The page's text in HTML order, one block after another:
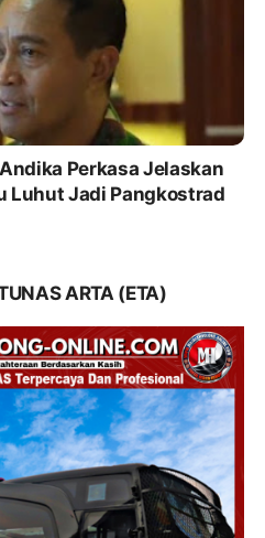
Perkasa Jelaskan
Luhut Jadi Pangkostrad
ARTA (ETA)